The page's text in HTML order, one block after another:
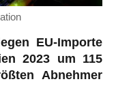
EU-Importe
2023 um 115
Abnehmer